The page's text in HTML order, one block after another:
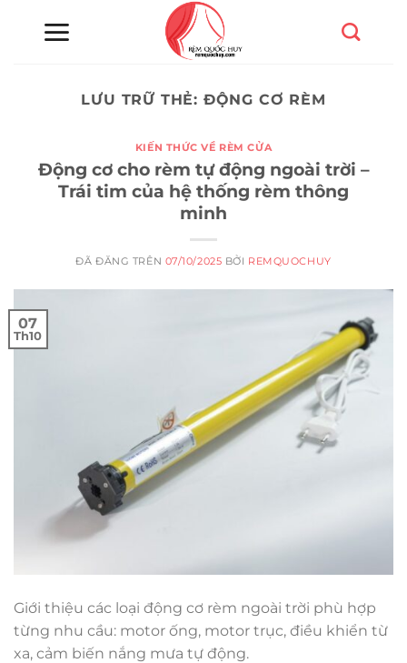
LƯU TRỮ THẺ: ĐỘNG CƠ RÈM
KIẾN THỨC VỀ RÈM CỬA
Động cơ cho rèm tự động ngoài trời –
Trái tim của hệ thống rèm thông
minh
ĐÃ ĐĂNG TRÊN 07/10/2025 BỞI REMQUOCHUY
07
Th10
Giới thiệu các loại động cơ rèm ngoài trời phù hợp
từng nhu cầu: motor ống, motor trục, điều khiển từ
xa, cảm biến nắng mưa tự động.